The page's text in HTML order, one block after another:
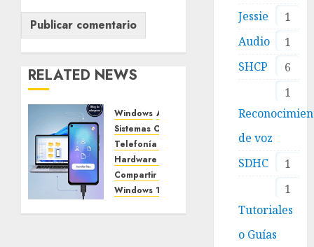
RELATED NEWS
Windows Android
Sistemas Operativos
Telefonía Móvil
Hardware y Dispositivos
Compartir archivos
Windows 11
1
Jessie
1
Audio
6
SHCP
1
de voz
1
SDHC
1
Tutoriales
o Guías